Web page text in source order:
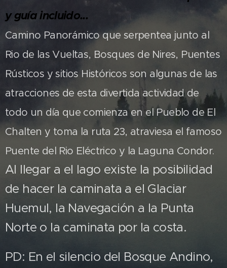
y guía incluido...
Camino Panorámico que serpentea junto al
Rio de las Vueltas, Bosques de Nires, Puentes
Rústicos y sitios Históricos son algunas de las
atracciones de esta divertida actividad de
todo un día que comienza en el Pueblo de El
Chalten y toma la ruta 23, atraviesa el famoso
Puente del Rio Eléctrico y la Laguna Condor.
Al llegar a el lago existe la posibilidad
de hacer la caminata a el Glaciar
Huemul, la Navegación a la Punta
Norte o la caminata por la costa.
PD: En el silencio del Bosque Andino,